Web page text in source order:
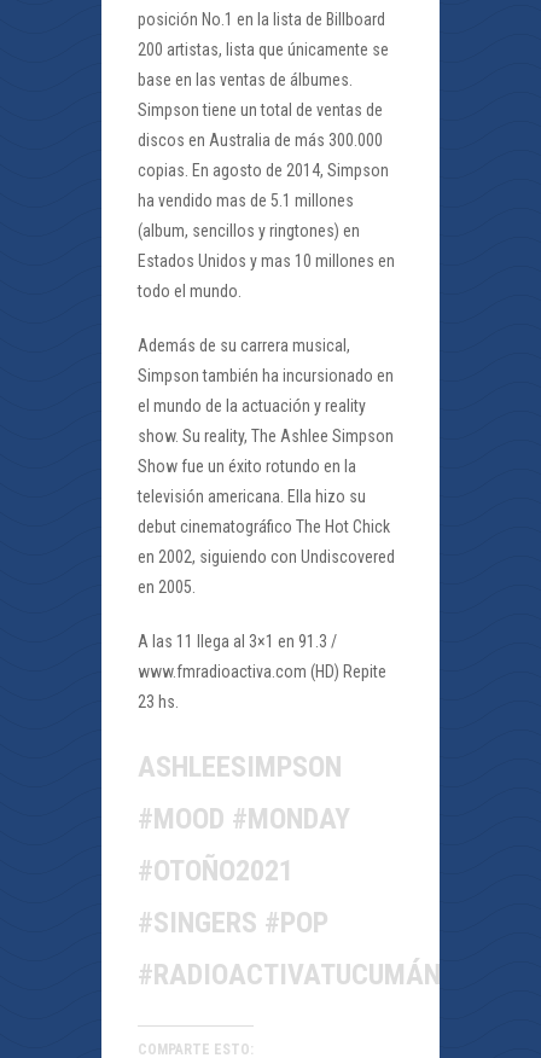
posición No.1 en la lista de Billboard
200 artistas, lista que únicamente se
base en las ventas de álbumes.
Simpson tiene un total de ventas de
discos en Australia de más 300.000
copias. En agosto de 2014, Simpson
ha vendido mas de 5.1 millones
(album, sencillos y ringtones) en
Estados Unidos y mas 10 millones en
todo el mundo.
Además de su carrera musical,
Simpson también ha incursionado en
el mundo de la actuación y reality
show. Su reality, The Ashlee Simpson
Show fue un éxito rotundo en la
televisión americana. Ella hizo su
debut cinematográfico The Hot Chick
en 2002, siguiendo con Undiscovered
en 2005.
A las 11 llega al 3×1 en 91.3 /
www.fmradioactiva.com (HD) Repite
23 hs.
ASHLEESIMPSON
#MOOD #MONDAY
#OTOÑO2021
#SINGERS #POP
#RADIOACTIVATUCUMÁN
COMPARTE ESTO: